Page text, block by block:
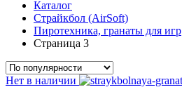
Каталог
Страйкбол (AirSoft)
Пиротехника, гранаты для игр
Страница 3
Нет в наличии